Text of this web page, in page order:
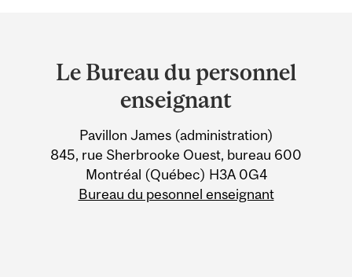
and
University
Information
Le Bureau du personnel
enseignant
Pavillon James (administration)
845, rue Sherbrooke Ouest, bureau 600
Montréal (Québec) H3A 0G4
Bureau du pesonnel enseignant